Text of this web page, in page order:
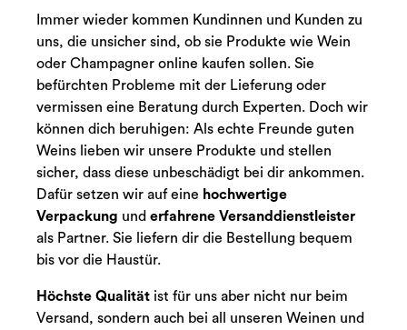
Immer wieder kommen Kundinnen und Kunden zu
uns, die unsicher sind, ob sie Produkte wie Wein
oder Champagner online kaufen sollen. Sie
befürchten Probleme mit der Lieferung oder
vermissen eine Beratung durch Experten. Doch wir
können dich beruhigen: Als echte Freunde guten
Weins lieben wir unsere Produkte und stellen
sicher, dass diese unbeschädigt bei dir ankommen.
Dafür setzen wir auf eine hochwertige
Verpackung und erfahrene Versanddienstleister
als Partner. Sie liefern dir die Bestellung bequem
bis vor die Haustür.
Höchste Qualität ist für uns aber nicht nur beim
Versand, sondern auch bei all unseren Weinen und